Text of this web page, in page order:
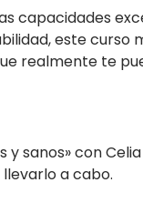
capacidades
este curso
realmente te
sanos» con
a cabo.